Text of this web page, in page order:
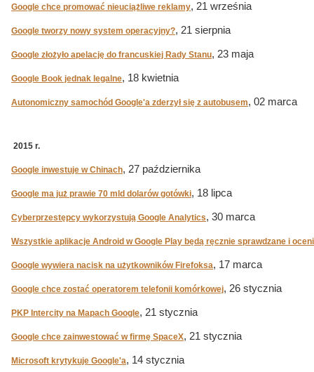
Google chce promować nieuciążliwe reklamy, 21 września
Google tworzy nowy system operacyjny?, 21 sierpnia
Google złożyło apelację do francuskiej Rady Stanu, 23 maja
Google Book jednak legalne, 18 kwietnia
Autonomiczny samochód Google'a zderzył się z autobusem, 02 marca
2015 r.
Google inwestuje w Chinach, 27 października
Google ma już prawie 70 mld dolarów gotówki, 18 lipca
Cyberprzestępcy wykorzystują Google Analytics, 30 marca
Wszystkie aplikacje Android w Google Play będą ręcznie sprawdzane i
Google wywiera nacisk na użytkowników Firefoksa, 17 marca
Google chce zostać operatorem telefonii komórkowej, 26 stycznia
PKP Intercity na Mapach Google, 21 stycznia
Google chce zainwestować w firmę SpaceX, 21 stycznia
Microsoft krytykuje Google'a, 14 stycznia